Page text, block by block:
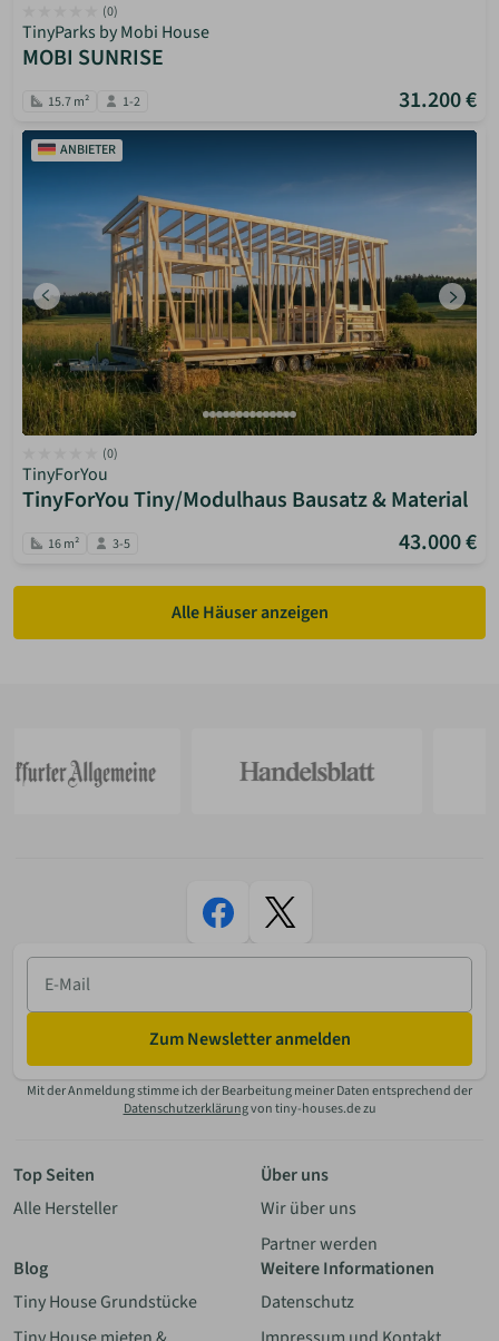
(0)
TinyParks by Mobi House
MOBI SUNRISE
15.7 m² 1-2 31.200 €
ANBIETER
(0)
TinyForYou
TinyForYou Tiny/Modulhaus Bausatz & Material
16 m² 3-5 43.000 €
Alle Häuser anzeigen
E-
Mail
Zum Newsletter anmelden
Mit der Anmeldung stimme ich der Bearbeitung meiner Daten entsprechend der
Datenschutzerklärungvon tiny-houses.de zu
Top Seiten
Alle Hersteller
Über uns
Wir über uns
Partner werden
Blog
Tiny House Grundstücke
Weitere Informationen
Datenschutz